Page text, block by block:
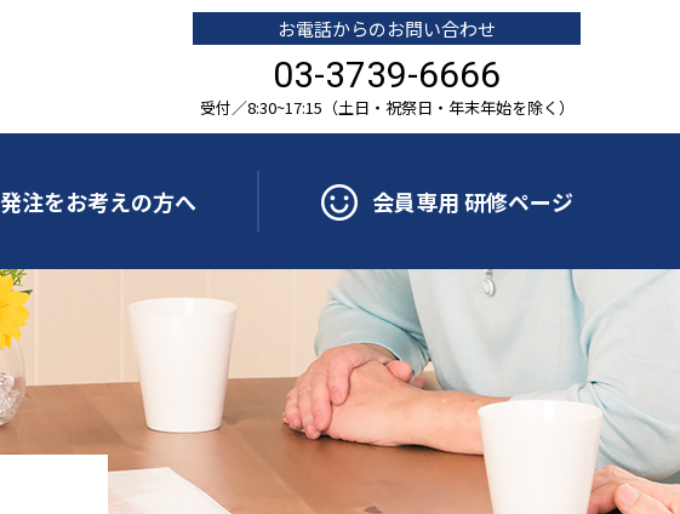
お電話からのお問い合わせ
03-3739-6666
受付／8:30~17:15（土日・祝祭日・年末年始を除く）
注をお考えの方へ 会員専用 研修ページ